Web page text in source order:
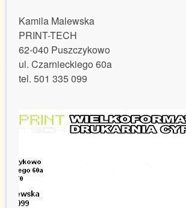
Kamila Malewska
PRINT-TECH
62-040 Puszczykowo
ul. Czarnieckiego 60a
tel. 501 335 099